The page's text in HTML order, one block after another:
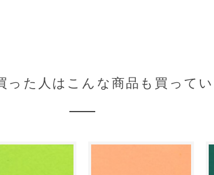
った人はこんな商品も買って